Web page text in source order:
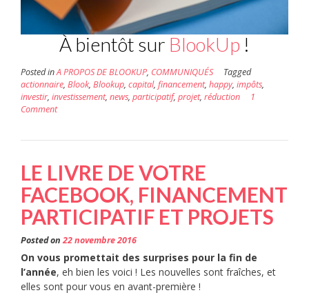
À bientôt sur BlookUp !
Posted inA PROPOS DE BLOOKUP, COMMUNIQUÉS
Tagged
actionnaire, Blook, Blookup, capital, financement, happy, impôts,
investir, investissement, news, participatif, projet, réduction
1
Comment
LE LIVRE DE VOTRE
FACEBOOK, FINANCEMENT
PARTICIPATIF ET PROJETS
Posted on22 novembre 2016
On vous promettait des surprises pour la fin de
l’année, eh bien les voici ! Les nouvelles sont fraîches, et
elles sont pour vous en avant-première !